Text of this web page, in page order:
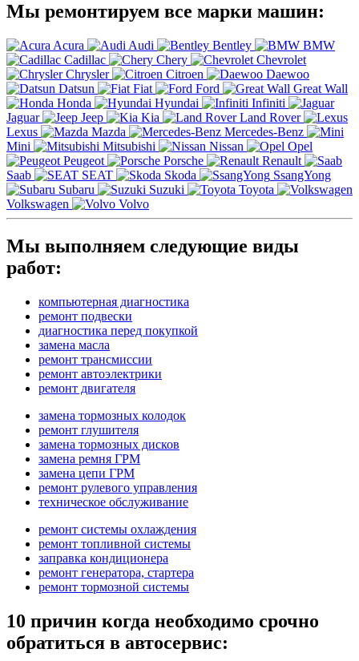
Мы ремонтируем все марки машин:
Acura Audi Bentley
BMW
Cadillac
Chery
Chevrolet
Chrysler
Citroen
Daewoo
Datsun
Fiat Ford
Great Wall
Honda
Hyundai
Infiniti
Jaguar
Jeep Kia
Land Rover
Lexus
Mazda
Mercedes-Benz
Mini
Mitsubishi Nissan
Opel
Peugeot
Porsche
Renault
Saab
SEAT Skoda
SsangYong
Subaru
Suzuki
Toyota
Volkswagen
Volvo
Мы выполняем следующие виды
работ:
компьютерная диагностика
ремонт подвески
диагностика перед покупкой
замена масла
ремонт трансмиссии
ремонт автоэлектрики
ремонт двигателя
замена тормозных колодок
ремонт глушителя
замена тормозных дисков
замена ремня ГРМ
замена цепи ГРМ
ремонт рулевого управления
техническое обслуживание
ремонт системы охлаждения
ремонт топливной системы
заправка кондиционера
ремонт генератора, стартера
ремонт тормозной системы
10 причин когда необходимо срочно
обратиться в автосервис: